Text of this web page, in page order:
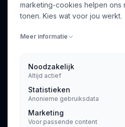
Contact
INFORMATIE
Privacyverklaring
marketing-cookies helpen ons
tonen. Kies wat voor jou werkt.
Meer informatie
Noodzakelijk
Altijd actief
Statistieken
Anonieme gebruiksdata
Marketing
Voor passende content